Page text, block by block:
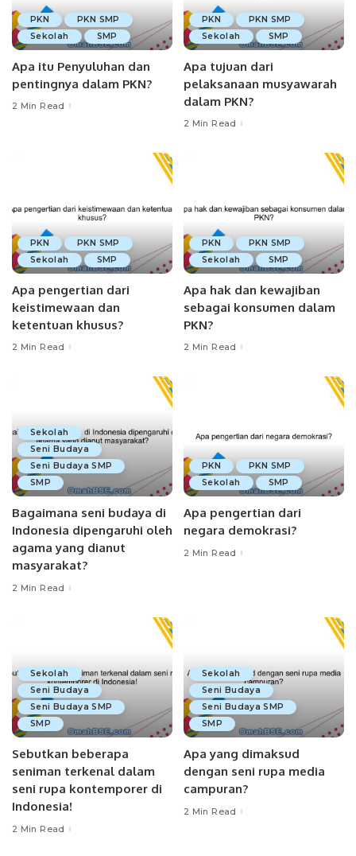
PKN
PKN SMP
Sekolah
SMP
Apa itu Penyuluhan dan
pentingnya dalam PKN?
2 Min Read
PKN
PKN SMP
Sekolah
SMP
Apa tujuan dari
pelaksanaan musyawarah
dalam PKN?
2 Min Read
PKN
PKN SMP
Sekolah
SMP
Apa pengertian dari
keistimewaan dan
ketentuan khusus?
2 Min Read
PKN
PKN SMP
Sekolah
SMP
Apa hak dan kewajiban
sebagai konsumen dalam
PKN?
2 Min Read
Sekolah
Seni Budaya
Seni Budaya SMP
SMP
Bagaimana seni budaya di
Indonesia dipengaruhi oleh
agama yang dianut
masyarakat?
2 Min Read
PKN
PKN SMP
Sekolah
SMP
Apa pengertian dari
negara demokrasi?
2 Min Read
Sekolah
Seni Budaya
Seni Budaya SMP
SMP
Sebutkan beberapa
seniman terkenal dalam
seni rupa kontemporer di
Indonesia!
2 Min Read
Sekolah
Seni Budaya
Seni Budaya SMP
SMP
Apa yang dimaksud
dengan seni rupa media
campuran?
2 Min Read